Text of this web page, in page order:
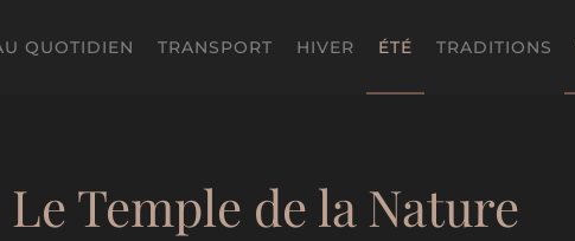
QUOTIDIEN TRANSPORT HIVER ÉTÉ TRADITIONS
Le Temple de la Nature